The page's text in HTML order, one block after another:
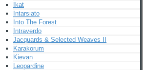
Ikat
Intarsiato
Into The Forest
Intraverdo
Jacquards & Selected Weaves II
Karakorum
Kievan
Leopardine